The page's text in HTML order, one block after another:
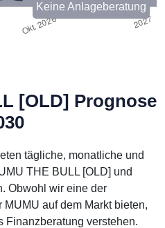
Keine Anlageberatung
[OLD] Prognose
tägliche, monatliche und
THE BULL [OLD] und
Obwohl wir eine der
auf dem Markt bieten,
Finanzberatung verstehen.